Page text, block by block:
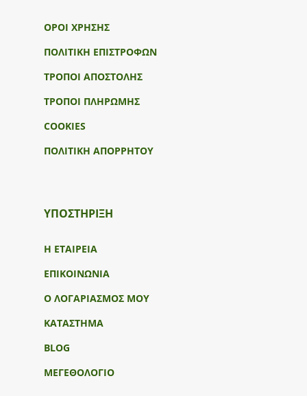
ΟΡΟΙ ΧΡΗΣΗΣ
ΠΟΛΙΤΙΚΗ ΕΠΙΣΤΡΟΦΩΝ
ΤΡΟΠΟΙ ΑΠΟΣΤΟΛΗΣ
ΤΡΟΠΟΙ ΠΛΗΡΩΜΗΣ
COOKIES
ΠΟΛΙΤΙΚΗ ΑΠΟΡΡΗΤΟΥ
ΥΠΟΣΤΉΡΙΞΗ
Η ΕΤΑΙΡΕΙΑ
ΕΠΙΚΟΙΝΩΝΙΑ
Ο ΛΟΓΑΡΙΑΣΜΟΣ ΜΟΥ
ΚΑΤΑΣΤΗΜΑ
BLOG
ΜΕΓΕΘΟΛΟΓΙΟ